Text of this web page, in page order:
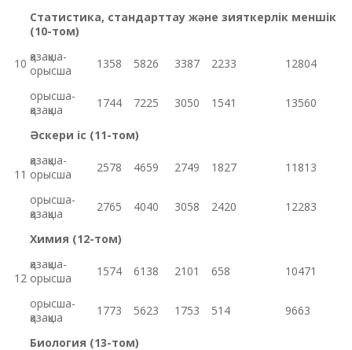
10
Статистика, стандарттау және зияткерлік меншік
(10-том)
қазақша-
орысша
1358 5826 3387 2233 12804
орысша-
қазақша
1744 7225 3050 1541 13560
11
Әскери іс (11-том)
қазақша-
орысша
2578 4659 2749 1827 11813
орысша-
қазақша
2765 4040 3058 2420 12283
12
Химия (12-том)
қазақша-
орысша
1574 6138 2101 658 10471
орысша-
қазақша
1773 5623 1753 514 9663
Биология (13-том)